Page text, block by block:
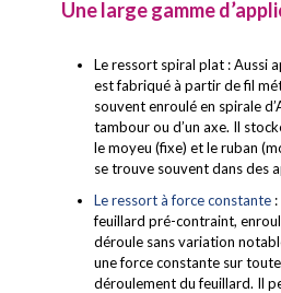
Une large gamme
Le ressort spiral plat : Aussi
est fabriqué à partir de fil
souvent enroulé en spirale
tambour ou d’un axe. Il
le moyeu (fixe) et le ruban
se trouve souvent dans des
Le ressort à force constante:
feuillard pré-contraint,
déroule sans variation
une force constante sur
déroulement du feuillard. Il